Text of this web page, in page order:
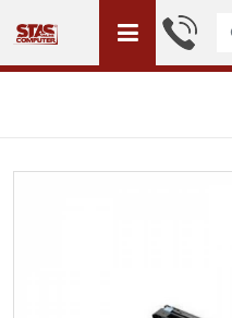
ACEST SITE ESTE DEDICAT DOAR